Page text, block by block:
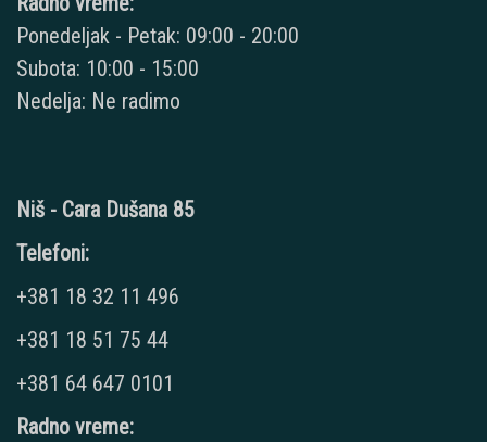
Ponedeljak - Petak: 09:00 - 20:00
Subota: 10:00 - 15:00
Nedelja: Ne radimo
Niš - Cara Dušana 85
Telefoni:
+381 18 32 11 496
+381 18 51 75 44
+381 64 647 0101
Radno vreme: